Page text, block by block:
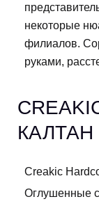
некоторые
филиалов.
руками,
КАЛТАН
Creakic
Оглушенные